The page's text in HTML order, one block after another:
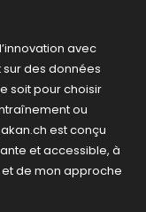
avec
des données
soit pour choisir
ou
est conçu
et accessible, à
de mon approche